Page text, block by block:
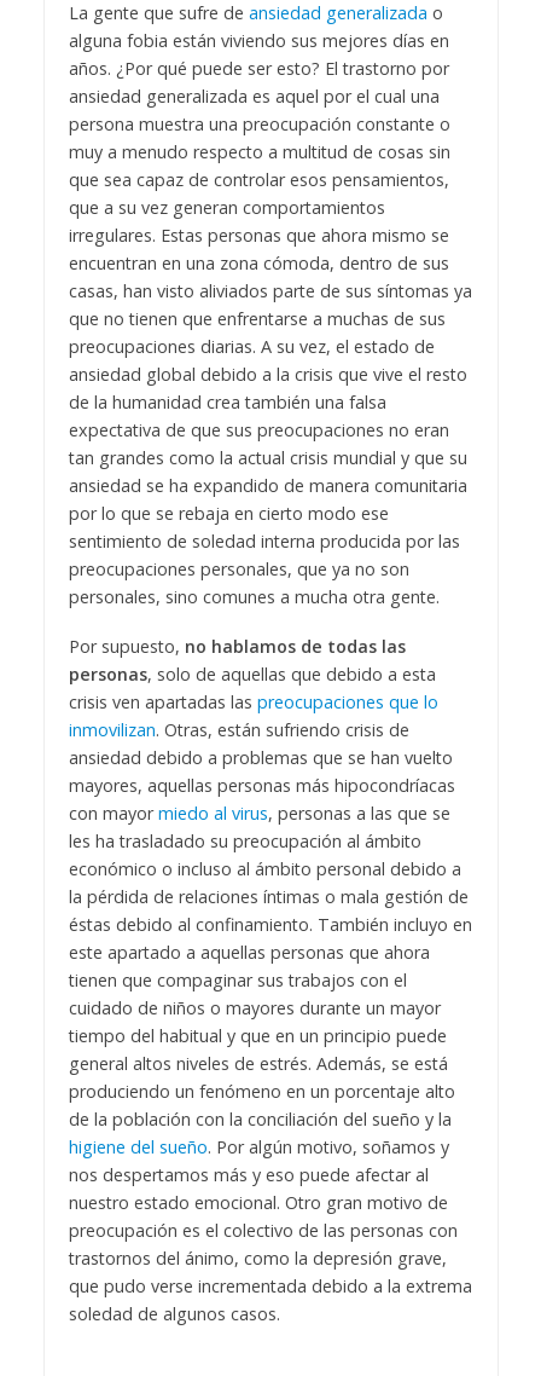
La gente que sufre de ansiedad generalizada o
alguna fobia están viviendo sus mejores días en
años. ¿Por qué puede ser esto? El trastorno por
ansiedad generalizada es aquel por el cual una
persona muestra una preocupación constante o
muy a menudo respecto a multitud de cosas sin
que sea capaz de controlar esos pensamientos,
que a su vez generan comportamientos
irregulares. Estas personas que ahora mismo se
encuentran en una zona cómoda, dentro de sus
casas, han visto aliviados parte de sus síntomas ya
que no tienen que enfrentarse a muchas de sus
preocupaciones diarias. A su vez, el estado de
ansiedad global debido a la crisis que vive el resto
de la humanidad crea también una falsa
expectativa de que sus preocupaciones no eran
tan grandes como la actual crisis mundial y que su
ansiedad se ha expandido de manera comunitaria
por lo que se rebaja en cierto modo ese
sentimiento de soledad interna producida por las
preocupaciones personales, que ya no son
personales, sino comunes a mucha otra gente.
Por supuesto, no hablamos de todas las
personas, solo de aquellas que debido a esta
crisis ven apartadas las preocupaciones que lo
inmovilizan. Otras, están sufriendo crisis de
ansiedad debido a problemas que se han vuelto
mayores, aquellas personas más hipocondríacas
con mayormiedo al virus, personas a las que se
les ha trasladado su preocupación al ámbito
económico o incluso al ámbito personal debido a
la pérdida de relaciones íntimas o mala gestión de
éstas debido al confinamiento. También incluyo en
este apartado a aquellas personas que ahora
tienen que compaginar sus trabajos con el
cuidado de niños o mayores durante un mayor
tiempo del habitual y que en un principio puede
general altos niveles de estrés. Además, se está
produciendo un fenómeno en un porcentaje alto
de la población con la conciliación del sueño y la
higiene del sueño. Por algún motivo, soñamos y
nos despertamos más y eso puede afectar al
nuestro estado emocional. Otro gran motivo de
preocupación es el colectivo de las personas con
trastornos del ánimo, como la depresión grave,
que pudo verse incrementada debido a la extrema
soledad de algunos casos.